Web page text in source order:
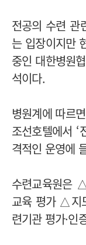
전공의 수련 관
는 입장이지만
중인 대한병원
석이다.
병원계에 따르
조선호텔에서
격적인 운영에
수련교육원은
교육 평가 △지
련기관 평가·인